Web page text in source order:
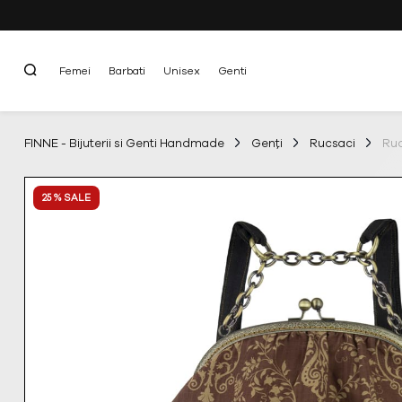
Femei Barbati Unisex Genti
FINNE - Bijuterii si Genti Handmade Genți Rucsaci
25 % SALE